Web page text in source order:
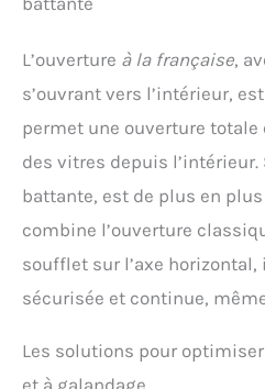
L’ouverture à la française,
s’ouvrant vers l’intérieur,
permet une ouverture
des vitres depuis l’intérieur.
battante, est de plus en
combine l’ouverture
soufflet sur l’axe
sécurisée et continue,
Les solutions pour
et à galandage